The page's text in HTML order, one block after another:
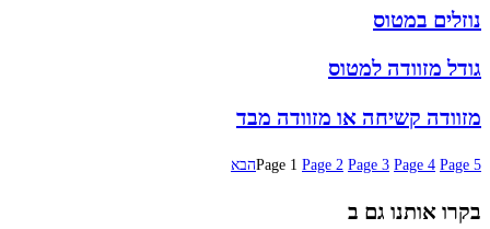
נוזלים במטוס
גודל מזוודה למטוס
מזוודה קשיחה או מזוודה מבד
Page 1 Page 2 Page 3 Page 4 Page 5 הבא
בקרו אותנו גם ב